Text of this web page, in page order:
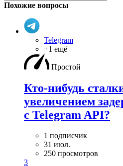
Похожие вопросы
Telegram
+1 ещё
Простой
Кто-нибудь
увеличением
с Telegram API?
1 подписчик
31 июл.
250 просмотров
3